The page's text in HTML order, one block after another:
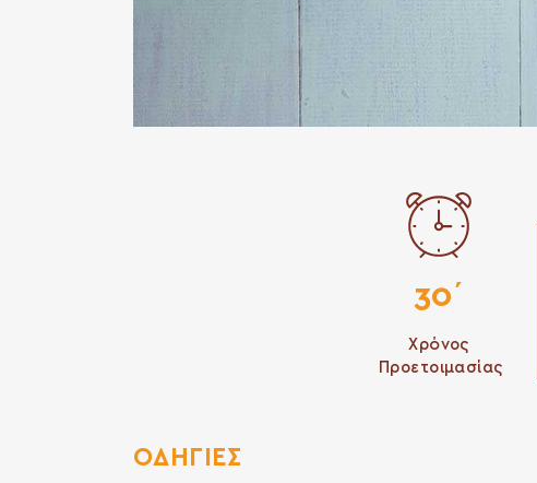
30΄
Χρόνος
Προετοιμασίας
ΟΔΗΓΙΕΣ